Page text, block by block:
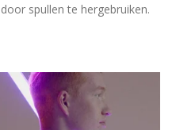
spullen te hergebruiken.